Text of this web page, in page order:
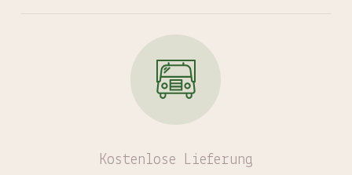
Kostenlose Lieferung